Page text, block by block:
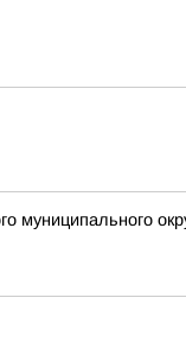
муниципального